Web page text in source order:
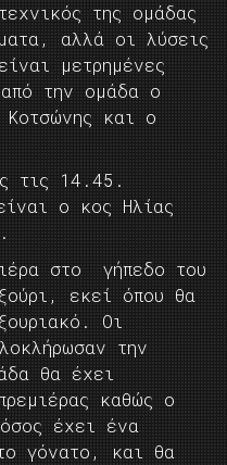
της ομάδας
αλλά οι λύσεις
μετρημένες
την ομάδα ο
Κοτσώνης και ο
τις 14.45.
ο κος Ηλίας
στο γήπεδο του
εκεί όπου θα
Οι
την
θα έχει
καθώς ο
έχει ένα
γόνατο, και θα